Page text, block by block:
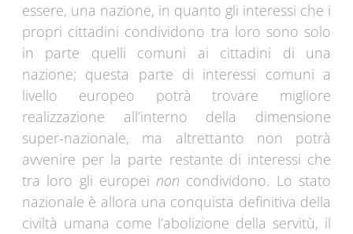
essere, una nazione, in quanto gli interessi che i
propri cittadini condividono tra loro sono solo
in parte quelli comuni ai cittadini di una
nazione; questa parte di interessi comuni a
livello europeo potrà trovare migliore
realizzazione all’interno della dimensione
super-nazionale, ma altrettanto non potrà
avvenire per la parte restante di interessi che
tra loro gli europeinon condividono. Lo stato
nazionale è allora una conquista definitiva della
civiltà umana come l’abolizione della servitù, il